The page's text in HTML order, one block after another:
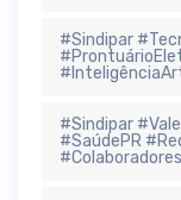
#Sindipar
#Sindipar
#SaúdePR